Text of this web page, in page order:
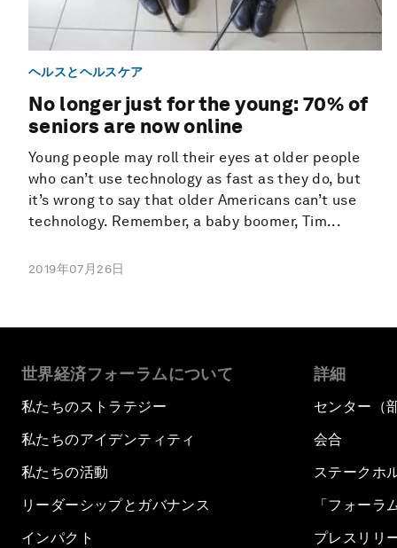
ヘルスとヘルスケア
No longer just for the young: 70% of
seniors are now online
Young people may roll their eyes at older people
who can’t use technology as fast as they do, but
it’s wrong to say that older Americans can’t use
technology. Remember, a baby boomer, Tim...
2019年07月26日
世界経済フォーラムについて
私たちのストラテジー
私たちのアイデンティティ
私たちの活動
リーダーシップとガバナンス
インパクト
詳細
センター（
会合
ステークホ
「フォーラ
プレスリリ